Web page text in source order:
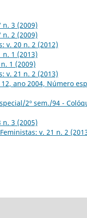
n. 3 (2009)
n. 2 (2009)
v. 20 n. 2 (2012)
n. 1 (2013)
1 (2009)
v. 21 n. 2 (2013)
ano 2004, Número
2º sem./94 -
n. 3 (2005)
v. 21 n. 2